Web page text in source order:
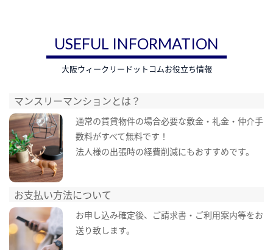
USEFUL INFORMATION
大阪ウィークリードットコムお役立ち情報
マンスリーマンションとは？
通常の賃貸物件の場合必要な敷金・礼金・仲介手
数料がすべて無料です！
法人様の出張時の経費削減にもおすすめです。
お支払い方法について
お申し込み確定後、ご請求書・ご利用案内等をお
送り致します。